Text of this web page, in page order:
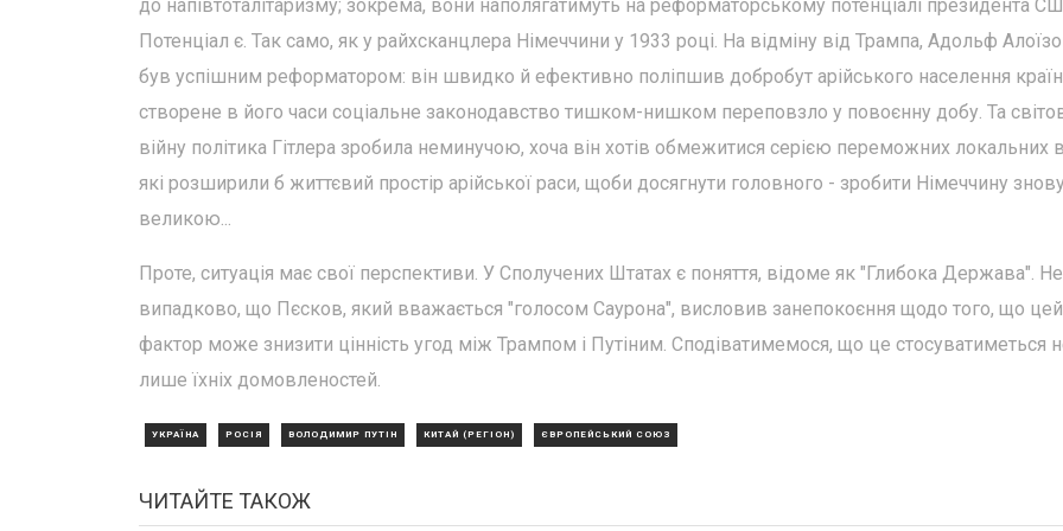
до напівтоталітаризму; зокрема, вони наполягатимуть на реформаторському потенціалі президента
Потенціал є. Так само, як у райхсканцлера Німеччини у 1933 році. На відміну від Трампа, Адольф
був успішним реформатором: він швидко й ефективно поліпшив добробут арійського населення
створене в його часи соціальне законодавство тишком-нишком переповзло у повоєнну добу. Та
війну політика Гітлера зробила неминучою, хоча він хотів обмежитися серією переможних локальних
які розширили б життєвий простір арійської раси, щоби досягнути головного - зробити Німеччину знову
великою...
Проте, ситуація має свої перспективи. У Сполучених Штатах є поняття, відоме як "Глибока Держава". Не
випадково, що Пєсков, який вважається "голосом Саурона", висловив занепокоєння щодо того, що цей
фактор може знизити цінність угод між Трампом і Путіним. Сподіватимемося, що це стосуватиметься
лише їхніх домовленостей.
УКРАЇНА РОСІЯ ВОЛОДИМИР ПУТІН КИТАЙ (РЕГІОН) ЄВРОПЕЙСЬКИЙ СОЮЗ
ЧИТАЙТЕ ТАКОЖ